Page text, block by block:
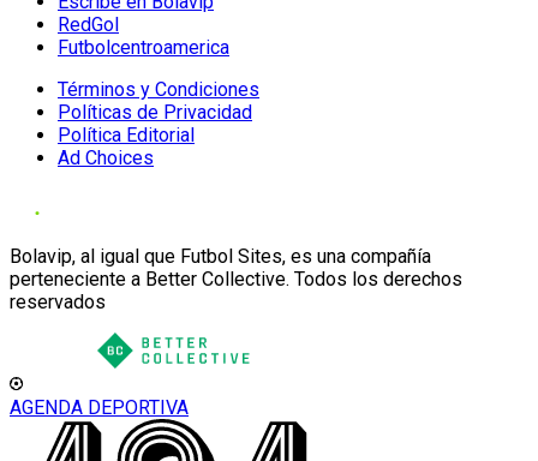
RedGol
Futbolcentroamerica
Términos y Condiciones
Políticas de Privacidad
Política Editorial
Ad Choices
Bolavip, al igual que Futbol Sites, es una compañía
perteneciente a Better Collective. Todos los derechos
reservados
AGENDA DEPORTIVA